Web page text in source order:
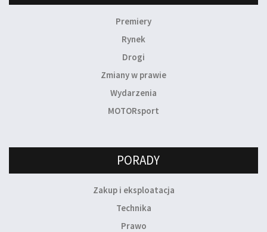
Premiery
Rynek
Drogi
Zmiany w prawie
Wydarzenia
MOTORsport
PORADY
Zakup i eksploatacja
Technika
Prawo